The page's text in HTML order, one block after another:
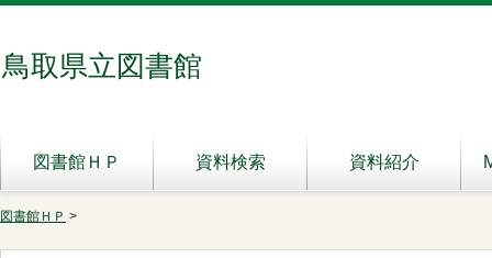
鳥取県立図書館
図書館ＨＰ 資料検索 資料紹介
図書館ＨＰ >